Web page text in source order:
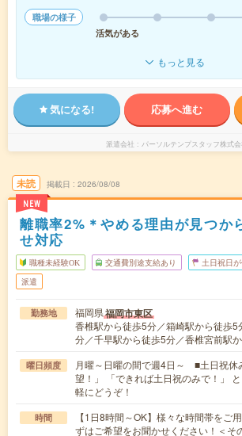
職場の様子
活気がある
もっと見る
気になる! 応募へ進む
派遣会社 パーソルテンプスタッフ株式会
未読
NEW
掲載日 2026/08/08
離職率2%＊やめる理由が見つか
せ対応
職種未経験OK 交通費別途支給あり 土日祝日が
派遣
勤務地 福岡県福岡市東区
香椎駅から徒歩5分／箱崎駅から徒歩5
分／千早駅から徒歩5分／香椎宮前駅
曜日頻度
月曜～日曜の間で週4日～ ■土日祝休
望！」 「できれば土日祝のみで！」
軽にどうぞ！
時間
【1日8時間～OK】様々な時間帯をご
ずはご希望をお聞かせください！＜